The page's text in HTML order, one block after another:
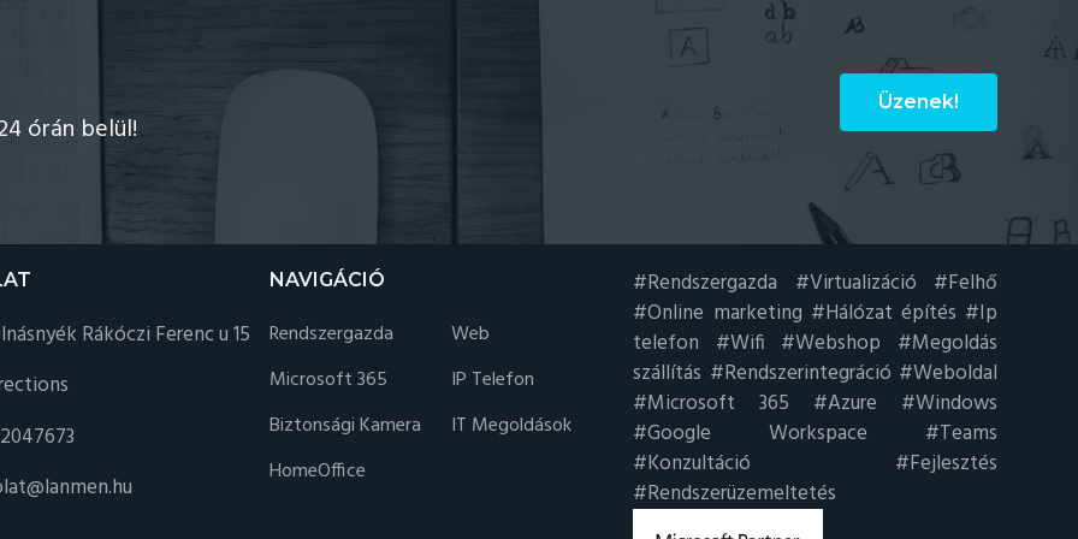
órán belül!
Üzenek!
Rákóczi Ferenc u 15
NAVIGÁCIÓ
Rendszergazda
Web
Microsoft 365
IP Telefon
Biztonsági Kamera
IT Megoldások
HomeOffice
#Rendszergazda #Virtualizáció #Felhő
#Online marketing #Hálózat építés #Ip
telefon #Wifi #Webshop #Megoldás
szállítás #Rendszerintegráció #Weboldal
#Microsoft 365 #Azure #Windows
#Google Workspace #Teams
#Konzultáció #Fejlesztés
#Rendszerüzemeltetés